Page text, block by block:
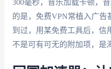
300毫秒，音乐加载卡顿，
的是，免费VPN常植入广告
到过，用某免费工具后，信
不是可有可无的附加项，是